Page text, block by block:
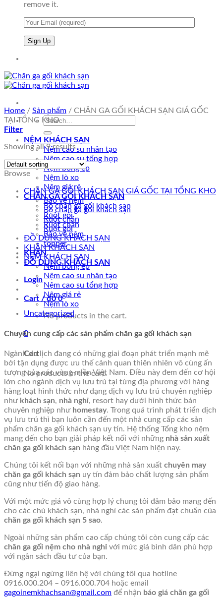
remove it.
Search
NỆM KHÁCH SẠN
Nệm cao su nhân tạo
Nệm cao su tổng hợp
Nệm bông ép
Nệm lò xo
Nệm giá rẻ
CHĂN GA GỐI KHÁCH SẠN
Bộ chăn ga gối khách sạn
Ruột gối
Ruột chăn
Bảo vệ nệm
topper
KHĂN
ĐỒ DÙNG KHÁCH SẠN
Login
Cart /₫0 0
No products in the cart.
0
Cart
No products in the cart.
Home / Sản phẩm / CHĂN GA GỐI KHÁCH SẠN GIÁ GỐC
TẠI TỔNG KHO
Filter
Showing all 9 results
Browse
CHĂN GA GỐI KHÁCH SẠN GIÁ GỐC TẠI TỔNG KHO
Bảo vệ nệm
Bộ chăn ga gối khách sạn
Ruột chăn
Ruột gối
ĐỒ DÙNG KHÁCH SẠN
KHĂN KHÁCH SẠN
NỆM KHÁCH SẠN
Nệm bông ép
Nệm cao su nhân tạo
Nệm cao su tổng hợp
Nệm giá rẻ
Nệm lò xo
Uncategorized
Chuyên cung cấp các sản phẩm chăn ga gối khách sạn
Ngành du lịch đang có những giai đoạn phát triển mạnh mẽ
bởi tận dụng được ưu thế cảnh quan thiên nhiên vô cùng ấn
tượng của các vùng miền Việt Nam. Điều này đem đến cơ hội
lớn cho ngành dịch vụ lưu trú tại từng địa phương với hàng
hàng loạt hình thức như dạng dịch vụ lưu trú chuyên nghiệp
như khách sạn, nhà nghỉ, resort hay dưới hình thức bán
chuyên nghiệp như homestay. Trong quá trình phát triển dịch
vụ lưu trú thì bạn luôn cần đến một nhà cung cấp các sản
phẩm chăn ga gối khách sạn uy tín. Hệ thống Tổng kho nệm
mang đến cho bạn giải pháp kết nối với những nhà sản xuất
chăn ga gối khách sạn hàng đầu Việt Nam hiện nay.
Chúng tôi kết nối bạn với những nhà sản xuất chuyên may
chăn ga gối khách sạn uy tín đảm bảo chất lượng sản phẩm
cũng như tiến độ giao hàng.
Với một mức giá vô cùng hợp lý chung tôi đảm bảo mang đến
cho các chủ khách sạn, nhà nghỉ các sản phẩm đạt chuẩn của
chăn ga gối khách sạn 5 sao.
Ngoài những sản phẩm cao cấp chúng tôi còn cung cấp các
chăn ga gối nệm cho nhà nghỉ với mức giá bình dân phù hợp
với ngân sách đầu tư của bạn.
Đừng ngại ngừng liên hệ với chúng tôi qua hotline
0916.000.204 – 0916.000.704 hoặc email
gagoinemkhachsan@gmail.com để nhận báo giá chăn ga gối